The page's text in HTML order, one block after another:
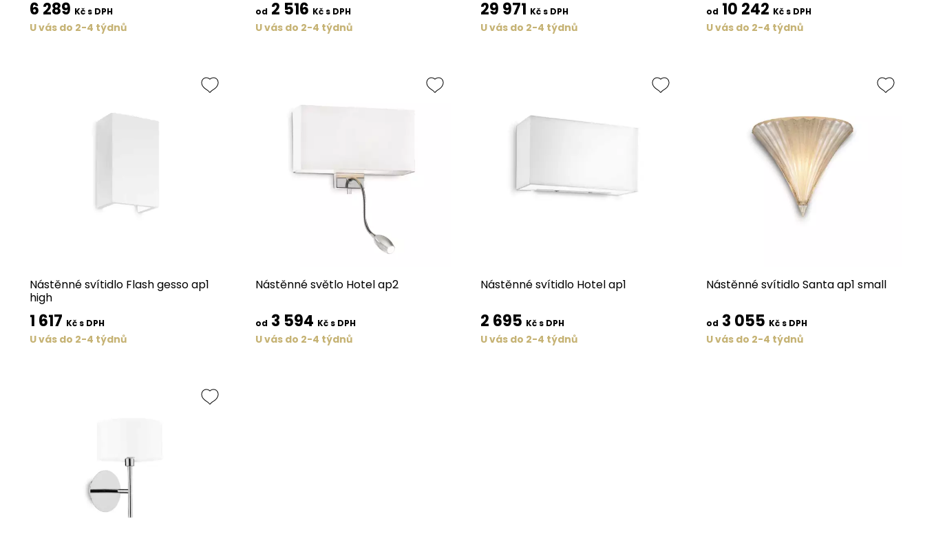
6 289 Kč s DPH
U vás do 2-4 týdnů
od 2 516 Kč s DPH
U vás do 2-4 týdnů
29 971 Kč s DPH
U vás do 2-4 týdnů
od 10 242 Kč s DPH
U vás do 2-4 týdnů
Nástěnné svítidlo Flash gesso ap1
high
1 617 Kč s DPH
U vás do 2-4 týdnů
Nástěnné světlo Hotel ap2
od 3 594 Kč s DPH
U vás do 2-4 týdnů
Nástěnné svítidlo Hotel ap1
2 695 Kč s DPH
U vás do 2-4 týdnů
Nástěnné svítidlo Santa ap1 small
od 3 055 Kč s DPH
U vás do 2-4 týdnů